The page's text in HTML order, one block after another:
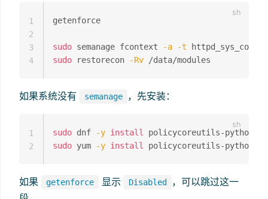
getenforce
sudo semanage fcontext -a -t
sudo restorecon -Rv
1
2
3
4
如果系统没有 semanage ，先安装：
sudo dnf -y install
policycoreutils-python-
sudo yum -y install
1
2
如果 getenforce 显示 Disabled
，可以跳过这一